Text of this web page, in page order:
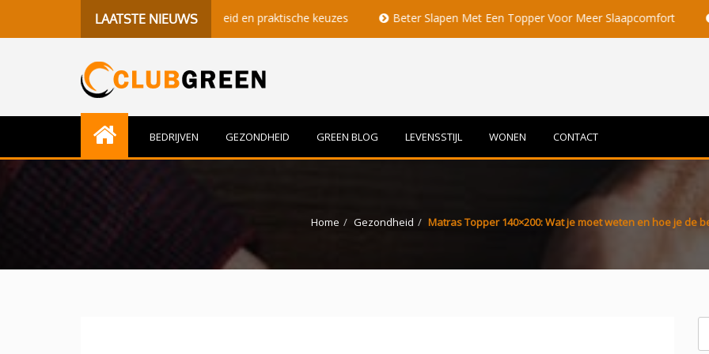
LAATSTE NIEUWS
momenten, gezondheid en praktische keuzes Beter Slapen Met Een Topper Voor Meer Slaapcomfort Volle Maan
BEDRIJVEN GEZONDHEID GREEN BLOG LEVENSSTIJL WONEN CONTACT
Home Gezondheid Matras Topper 140×200: Wat je moet weten en hoe je de